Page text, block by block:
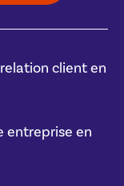
client en
entreprise en